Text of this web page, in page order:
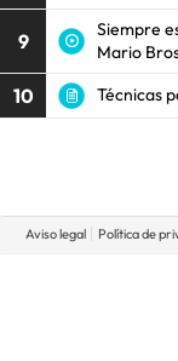
9
Siempre
Mario
10 Técnicas
Aviso legal Política de